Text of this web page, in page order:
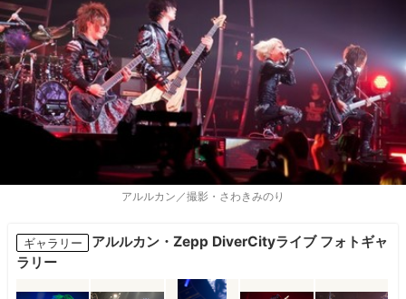
アルルカン／撮影・さわきみのり
ギャラリー
アルルカン・Zepp DiverCityライブ フォトギャ
ラリー